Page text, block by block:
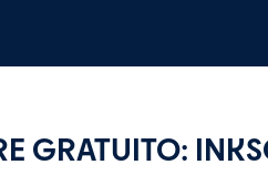
GRATUITO: